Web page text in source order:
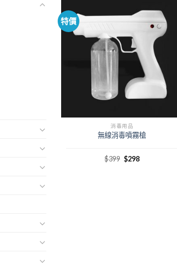
特價
消毒用品
無線消毒噴霧槍
$399 $298